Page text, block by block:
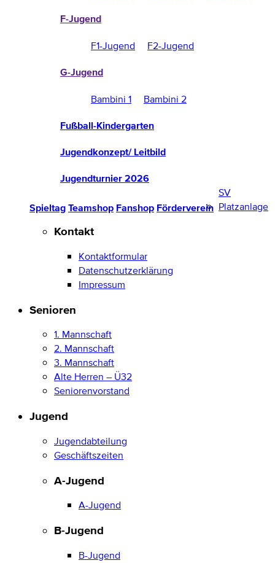
F-Jugend
F1-Jugend F2-Jugend
G-Jugend
Bambini 1 Bambini 2
Fußball-Kindergarten
Jugendkonzept/ Leitbild
Jugendturnier 2026
Spieltag Teamshop Fanshop Förderverein
SV
Platzanlage
Kontakt
Kontaktformular
Datenschutzerklärung
Impressum
Senioren
1. Mannschaft
2. Mannschaft
3. Mannschaft
Alte Herren – Ü32
Seniorenvorstand
Jugend
Jugendabteilung
Geschäftszeiten
A-Jugend
A-Jugend
B-Jugend
B-Jugend